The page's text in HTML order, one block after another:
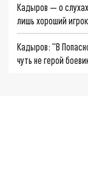
Кадыров — о
лишь хороший
Кадыров: "В
чуть не герой